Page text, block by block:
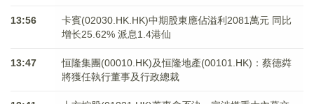
13:56
卡賓(02030.HK.HK)中期股東應佔溢利2081萬元 同比
增长25.62% 派息1.4港仙
13:47
恒隆集團(00010.HK)及恒隆地產(00101.HK)：蔡德粦
將獲任執行董事及行政總裁